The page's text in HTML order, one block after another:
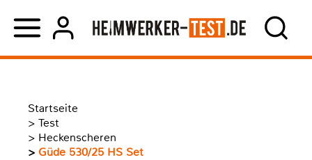
Startseite
> Test
> Heckenscheren
> Güde 530/25 HS Set